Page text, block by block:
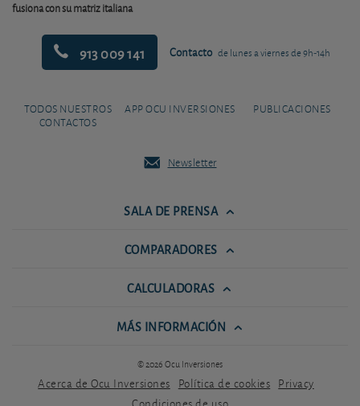
fusiona con su matriz italiana
913 009 141 Contacto de lunes a viernes de 9h-14h
TODOS NUESTROS
CONTACTOS
APP OCU INVERSIONES PUBLICACIONES
Newsletter
SALA DE PRENSA
COMPARADORES
CALCULADORAS
MÁS INFORMACIÓN
© 2026 Ocu Inversiones
Acerca de Ocu Inversiones Política de cookies Privacy